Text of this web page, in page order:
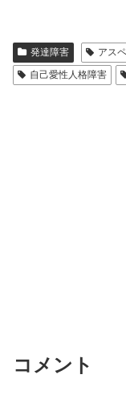
e
c
e
b
発達障害 アス
自己愛性人格障害
コメント